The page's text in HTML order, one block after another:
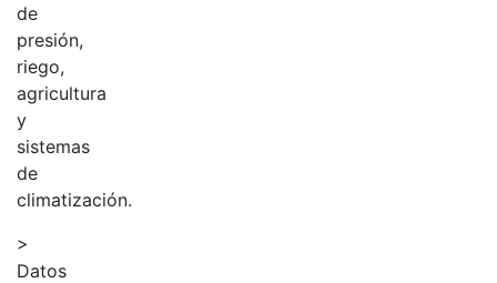
de
presión,
riego,
agricultura
y
sistemas
de
climatización.
>
Datos